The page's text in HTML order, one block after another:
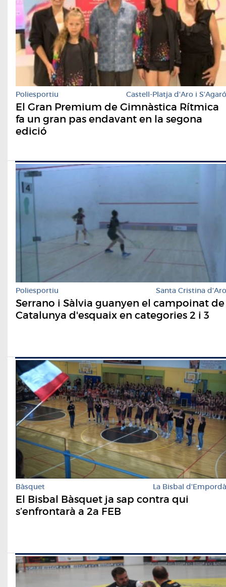
Poliesportiu Castell-Platja d'Aro i S'Agaró
El Gran Premium de Gimnàstica Rítmica
fa un gran pas endavant en la segona
edició
Poliesportiu Santa Cristina d'Aro
Serrano i Sàlvia guanyen el campoinat de
Catalunya d'esquaix en categories 2 i 3
Bàsquet La Bisbal d'Empordà
El Bisbal Bàsquet ja sap contra qui
s’enfrontarà a 2a FEB